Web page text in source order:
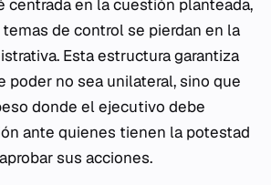
centrada en la cuestión planteada,
de control se pierdan en la
Esta estructura garantiza
poder no sea unilateral, sino que
donde el ejecutivo debe
ante quienes tienen la potestad
sus acciones.